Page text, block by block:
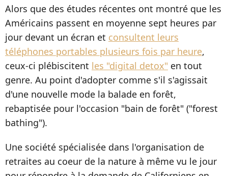
Alors que des études récentes ont montré que les
Américains passent en moyenne sept heures par
jour devant un écran et consultent leurs
téléphones portables plusieurs fois par heure,
ceux-ci plébiscitent les "digital detox" en tout
genre. Au point d'adopter comme s'il s'agissait
d'une nouvelle mode la balade en forêt,
rebaptisée pour l'occasion "bain de forêt" ("forest
bathing").
Une société spécialisée dans l'organisation de
retraites au coeur de la nature à même vu le jour